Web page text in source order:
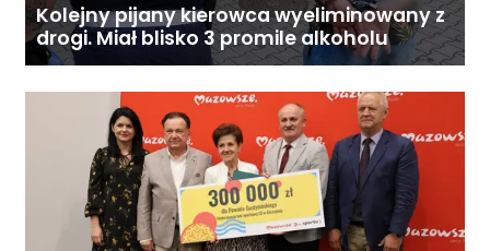
Kolejny pijany kierowca wyeliminowany z
drogi. Miał blisko 3 promile alkoholu